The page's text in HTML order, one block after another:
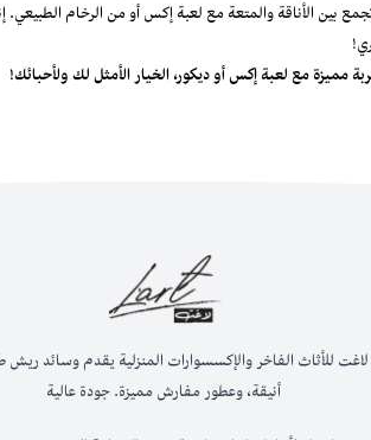
بين الأناقة والمتعة مع لعبة إكس أو من الرخام
مميزة مع لعبة إكس أو ديكور، الخيار الأمثل لك ولأحبائك!
للأثاث الفاخر والإكسسوارات المنزلية يقدم وسائد ريش
أنيقة، وعطور مفارش مميزة. جودة عالية